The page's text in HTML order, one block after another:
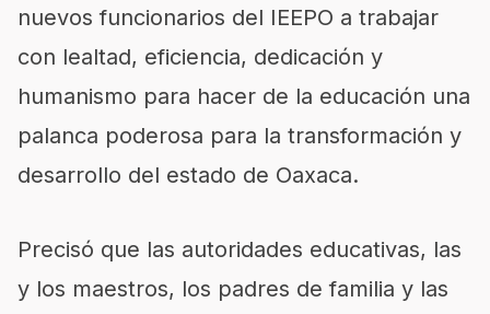
nuevos funcionarios del IEEPO a trabajar
con lealtad, eficiencia, dedicación y
humanismo para hacer de la educación una
palanca poderosa para la transformación y
desarrollo del estado de Oaxaca.
Precisó que las autoridades educativas, las
y los maestros, los padres de familia y las